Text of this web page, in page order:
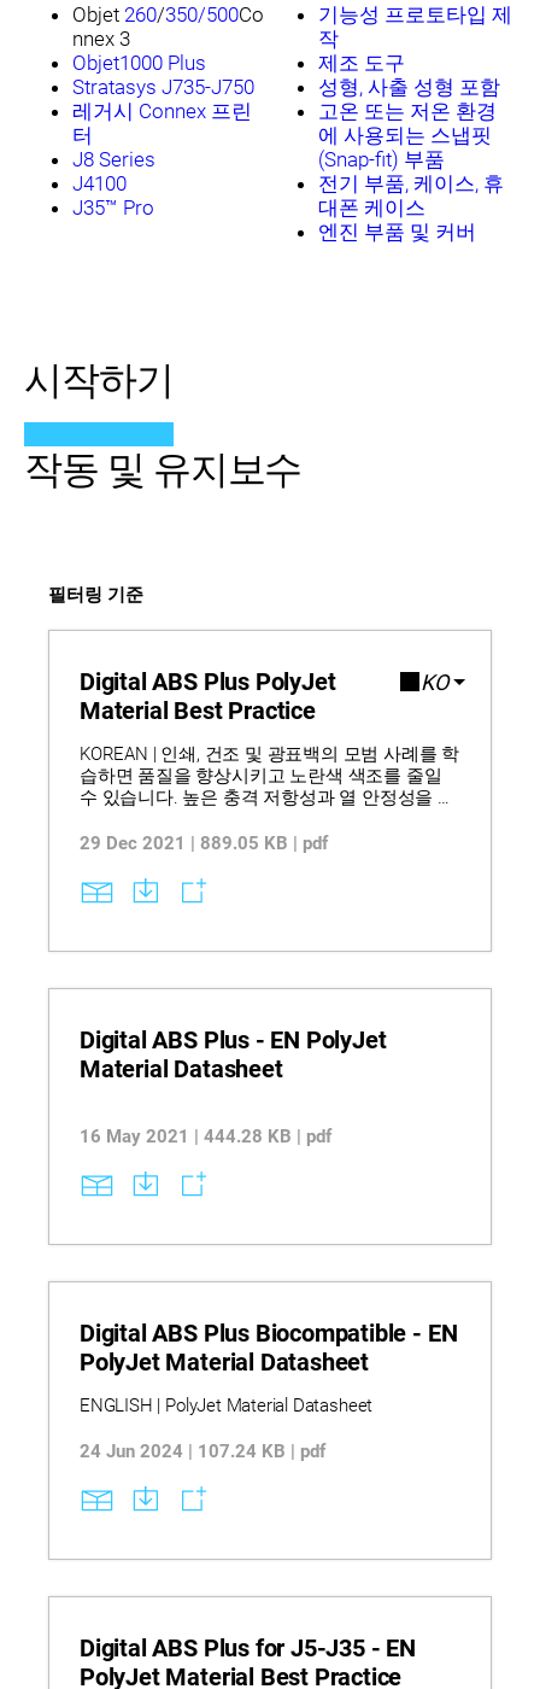
Objet 260/350/500Co
nnex 3
Objet1000 Plus
Stratasys J735-J750
레거시 Connex 프린
터
J8 Series
J4100
J35™ Pro
기능성 프로토타입 제
작
제조 도구
성형, 사출 성형 포함
고온 또는 저온 환경
에 사용되는 스냅핏
(Snap-fit) 부품
전기 부품, 케이스, 휴
대폰 케이스
엔진 부품 및 커버
시작하기
작동 및 유지보수
필터링 기준
Digital ABS Plus PolyJet
Material Best Practice
KO
KOREAN | 인쇄, 건조 및 광표백의 모범 사례를 학
습하면 품질을 향상시키고 노란색 색조를 줄일
수 있습니다. 높은 충격 저항성과 열 안정성을 결
용 분야에 적합합니다. 최대 100°C까지 열변형
을 최소화합니다. 참고: 이 텍스트는 기계 번역되
었습니다.
29 Dec 2021 | 889.05 KB | pdf
Digital ABS Plus - EN PolyJet
Material Datasheet
16 May 2021 | 444.28 KB | pdf
Digital ABS Plus Biocompatible - EN
PolyJet Material Datasheet
ENGLISH | PolyJet Material Datasheet
24 Jun 2024 | 107.24 KB | pdf
Digital ABS Plus for J5-J35 - EN
PolyJet Material Best Practice